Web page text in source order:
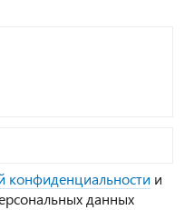
конфиденциальности и
данных